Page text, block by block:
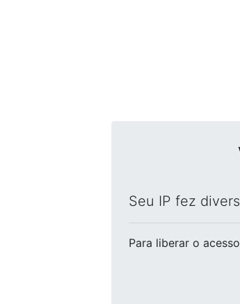
Seu IP fez
Para liberar o acesso